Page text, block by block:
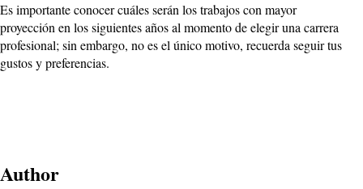
Es importante conocer cuáles serán los trabajos con mayor
proyección en los siguientes años al momento de elegir una carrera
profesional; sin embargo, no es el único motivo, recuerda seguir tus
gustos y preferencias.
Author